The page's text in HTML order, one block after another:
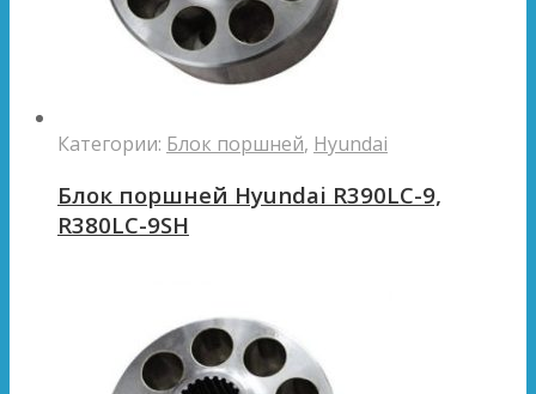
Категории: Блок поршней, Hyundai
Блок поршней Hyundai R390LC-9,
R380LC-9SH